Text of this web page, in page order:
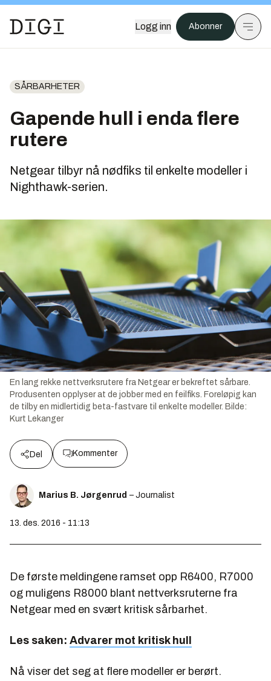
Logg inn Abonner
SÅRBARHETER
Gapende hull i enda flere
rutere
Netgear tilbyr nå nødfiks til enkelte modeller i
Nighthawk-serien.
En lang rekke nettverksrutere fra Netgear er bekreftet sårbare.
Produsenten opplyser at de jobber med en feilfiks. Foreløpig kan
de tilby en midlertidig beta-fastvare til enkelte modeller. Bilde:
Kurt Lekanger
Del Kommenter
Marius B. Jørgenrud – Journalist
13. des. 2016 - 11:13
De første meldingene ramset opp R6400, R7000
og muligens R8000 blant nettverksruterne fra
Netgear med en svært kritisk sårbarhet.
Les saken: Advarer mot kritisk hull
Nå viser det seg at flere modeller er berørt.